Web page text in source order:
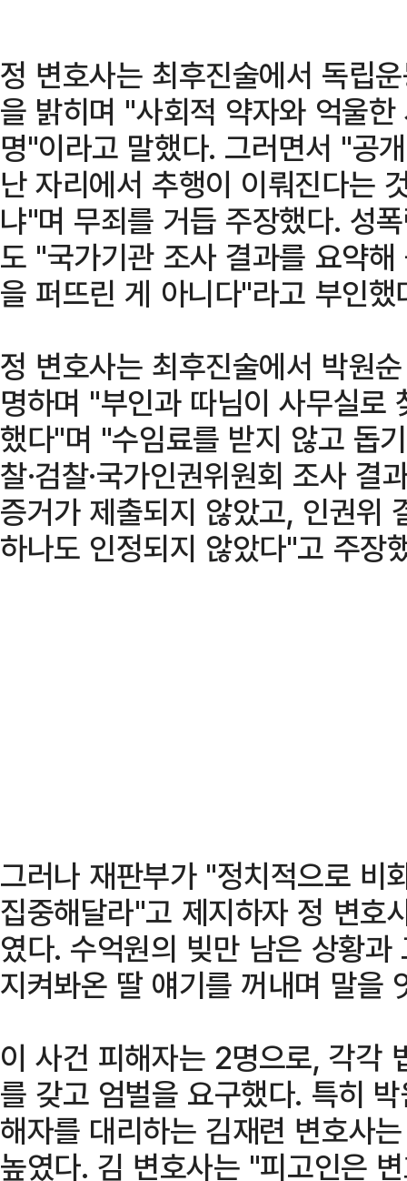
정 변호사는 최후진술에서 독립
을 밝히며 "사회적 약자와 억울
명"이라고 말했다. 그러면서 "공
난 자리에서 추행이 이뤄진다는
냐"며 무죄를 거듭 주장했다. 성
도 "국가기관 조사 결과를 요약
을 퍼뜨린 게 아니다"라고 부인했
정 변호사는 최후진술에서 박원
명하며 "부인과 따님이 사무실로
했다"며 "수임료를 받지 않고 돕
찰·검찰·국가인권위원회 조사
증거가 제출되지 않았고, 인권위
하나도 인정되지 않았다"고 주장
그러나 재판부가 "정치적으로 비
집중해달라"고 제지하자 정 변호
였다. 수억원의 빚만 남은 상황
지켜봐온 딸 얘기를 꺼내며 말을
이 사건 피해자는 2명으로, 각각
를 갖고 엄벌을 요구했다. 특히
해자를 대리하는 김재련 변호사
높였다. 김 변호사는 "피고인은